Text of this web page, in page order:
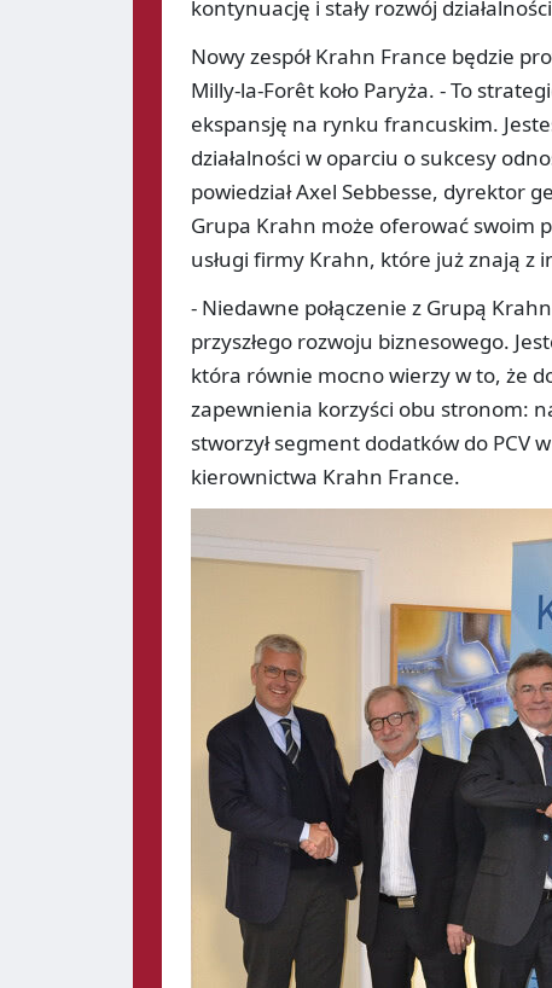
kontynuację i stały rozwój
Nowy zespół Krahn France będzie
Milly-la-Forêt koło Paryża. - To
ekspansję na rynku francuskim.
działalności w oparciu o sukcesy
powiedział Axel Sebbesse, dyrektor
Grupa Krahn może oferować swoim
usługi firmy Krahn, które już znają z
- Niedawne połączenie z Grupą
przyszłego rozwoju biznesowego.
która równie mocno wierzy w to, że
zapewnienia korzyści obu stronom:
stworzył segment dodatków do PCV
kierownictwa Krahn France.